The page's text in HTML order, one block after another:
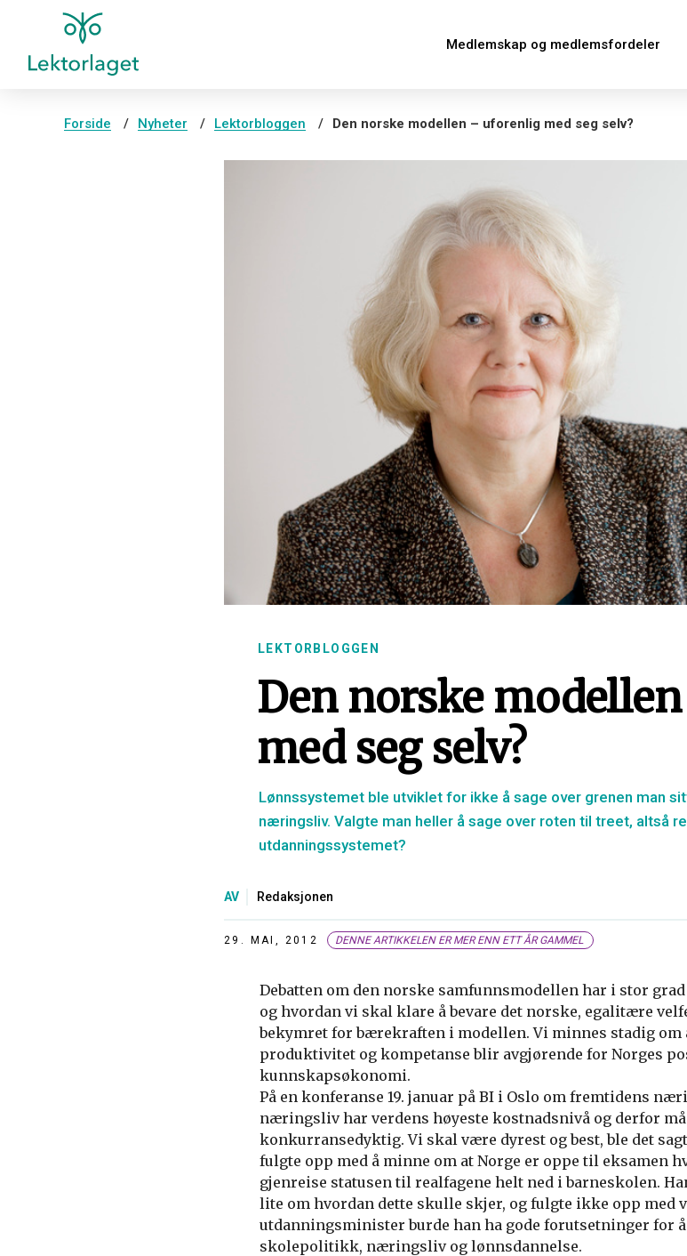
Medlemskap og medlemsfordeler
Forside Nyheter Lektorbloggen Den norske modellen – uforenlig med seg selv?
LEKTORBLOGGEN
Den norske
med seg selv?
Lønnssystemet ble utviklet for ikke å sage over grenen man
næringsliv. Valgte man heller å sage over roten til treet, altså
utdanningssystemet?
AV Redaksjonen
29. MAI, 2012 DENNE ARTIKKELEN ER MER ENN ETT ÅR GAMMEL
Debatten om den norske samfunnsmodellen har i stor
og hvordan vi skal klare å bevare det norske, egalitære
bekymret for bærekraften i modellen. Vi minnes stadig om
produktivitet og kompetanse blir avgjørende for Norges
kunnskapsøkonomi.
På en konferanse 19. januar på BI i Oslo om fremtidens
næringsliv har verdens høyeste kostnadsnivå og derfor
konkurransedyktig. Vi skal være dyrest og best, ble det
fulgte opp med å minne om at Norge er oppe til eksamen
gjenreise statusen til realfagene helt ned i barneskolen.
lite om hvordan dette skulle skjer, og fulgte ikke opp med
utdanningsminister burde han ha gode forutsetninger for
skolepolitikk, næringsliv og lønnsdannelse.